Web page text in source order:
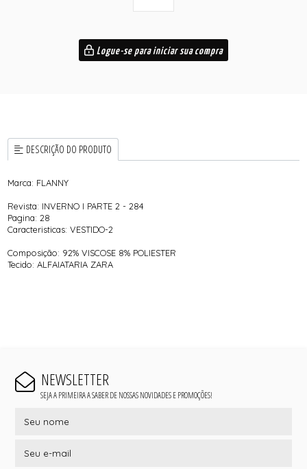
Logue-se para iniciar sua compra
DESCRIÇÃO DO PRODUTO
Marca: FLANNY
Revista: INVERNO I PARTE 2 - 284
Pagina: 28
Caracteristicas: VESTIDO-2
Composição: 92% VISCOSE 8% POLIESTER
Tecido: ALFAIATARIA ZARA
NEWSLETTER
SEJA A PRIMEIRA A SABER DE NOSSAS NOVIDADES E PROMOÇÕES!